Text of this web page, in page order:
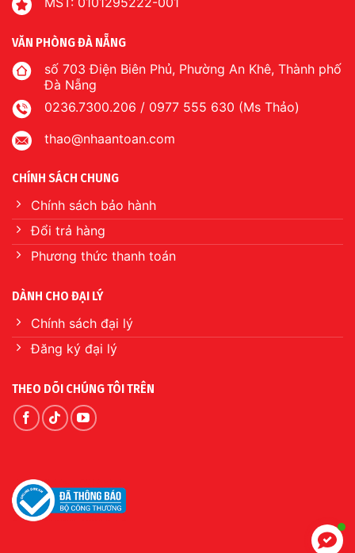
VĂN PHÒNG ĐÀ NẴNG
số 703 Điện Biên Phủ, Phường An Khê, Thành phố
Đà Nẵng
0236.7300.206 / 0977 555 630 (Ms Thảo)
thao@nhaantoan.com
CHÍNH SÁCH CHUNG
Chính sách bảo hành
Đổi trả hàng
Phương thức thanh toán
DÀNH CHO ĐẠI LÝ
Chính sách đại lý
Đăng ký đại lý
THEO DÕI CHÚNG TÔI TRÊN